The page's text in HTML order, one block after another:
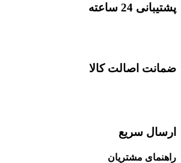
پشتیبانی 24 ساعته
ضمانت اصالت کالا
ارسال سریع
راهنمای مشتریان